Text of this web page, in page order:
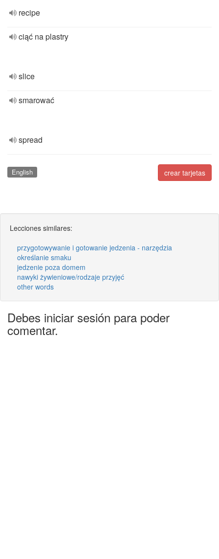
recipe
ciąć na plastry
slice
smarować
spread
crear tarjetas
English
Lecciones similares:
przygotowywanie i gotowanie jedzenia - narzędzia
określanie smaku
jedzenie poza domem
nawyki żywieniowe/rodzaje przyjęć
other words
Debes iniciar sesión para poder
comentar.